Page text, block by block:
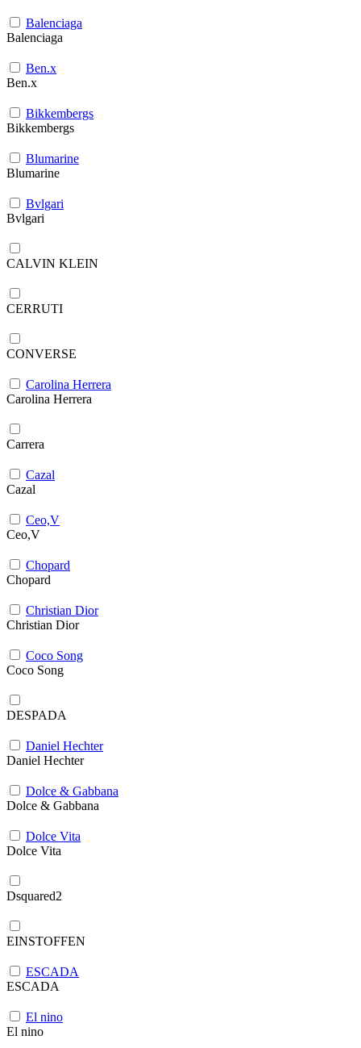
Balenciaga
Balenciaga
Ben.x
Ben.x
Bikkembergs
Bikkembergs
Blumarine
Blumarine
Bvlgari
Bvlgari
CALVIN KLEIN
CERRUTI
CONVERSE
Carolina Herrera
Carolina Herrera
Carrera
Cazal
Cazal
Ceo,V
Ceo,V
Chopard
Chopard
Christian Dior
Christian Dior
Coco Song
Coco Song
DESPADA
Daniel Hechter
Daniel Hechter
Dolce & Gabbana
Dolce & Gabbana
Dolce Vita
Dolce Vita
Dsquared2
EINSTOFFEN
ESCADA
ESCADA
El nino
El nino